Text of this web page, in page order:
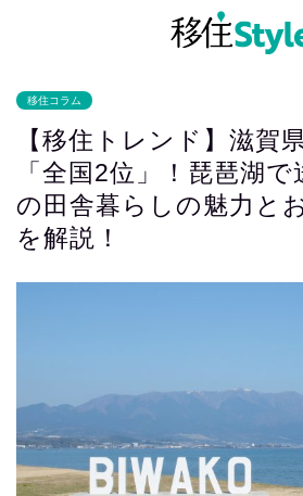
移住コラム
【移住トレンド】滋賀
「全国2位」！琵琶湖
の田舎暮らしの魅力と
を解説！